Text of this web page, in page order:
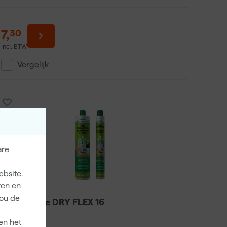
en
de
het
7,30
incl. BTW
Vergelijk
Repair Care DRY FLEX 16